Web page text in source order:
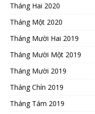
Tháng Hai 2020
Tháng Một 2020
Tháng Mười Hai 2019
Tháng Mười Một 2019
Tháng Mười 2019
Tháng Chín 2019
Tháng Tám 2019